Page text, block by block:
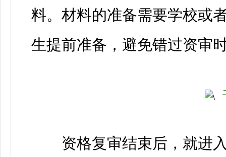
料。材料的准备需要学校或
生提前准备，避免错过资审
资格复审结束后，就进入